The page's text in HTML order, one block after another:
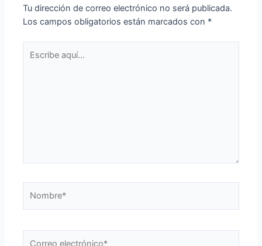
Tu dirección de correo electrónico no será publicada.
Los campos obligatorios están marcados con *
aquí...